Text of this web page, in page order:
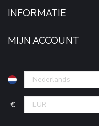
INFORMATIE
MIJN ACCOUNT
€